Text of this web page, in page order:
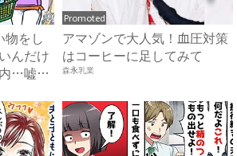
物をし
んだけ
…嘘で
Promoted
アマゾンで大人気！血圧対策
はコーヒーに足してみて
森永乳業